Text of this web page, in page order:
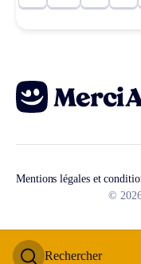
Rechercher
Mentions légales et
©